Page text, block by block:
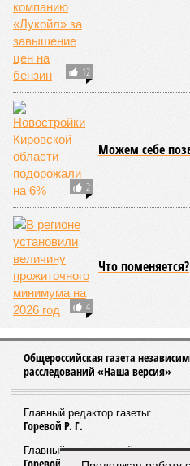
12
2
Можем себе
4
Что поменяется?
Общероссийская газета
расследований «Наша версия»
Главный редактор газеты:
Горевой Р. Г.
Главный редактор сайта: